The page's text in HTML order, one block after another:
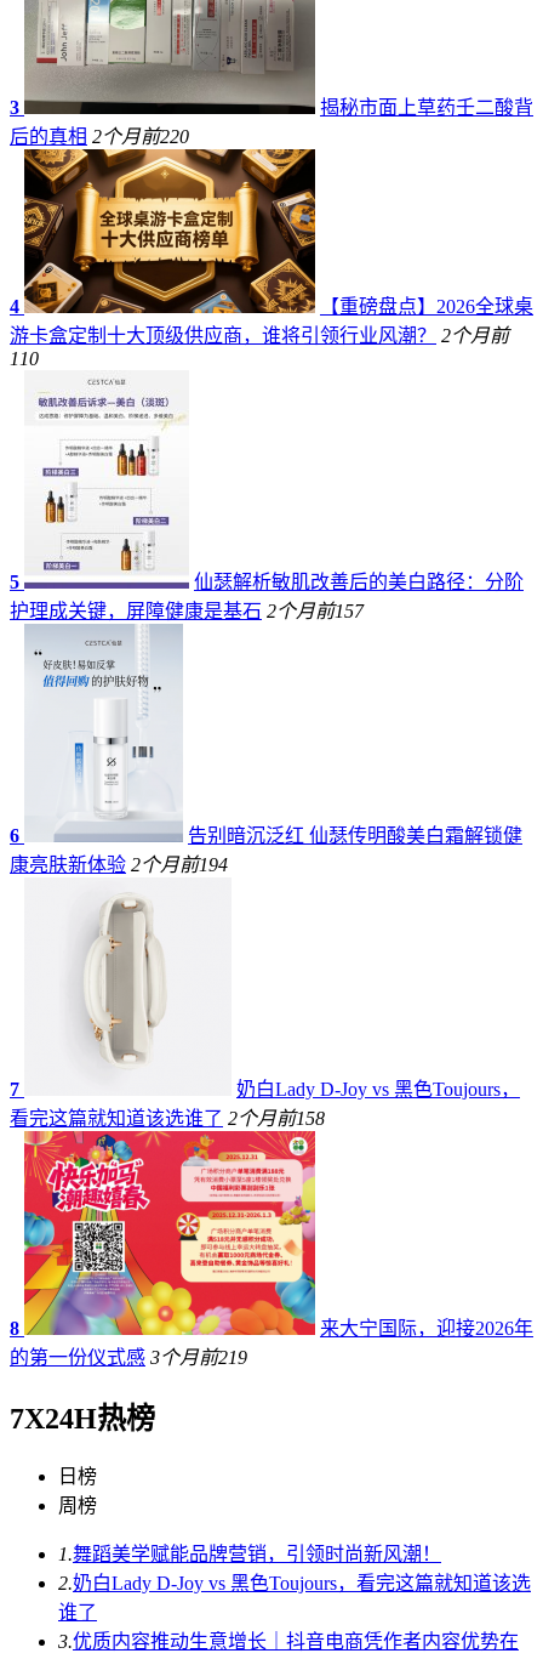
3
揭秘市面上草药壬二酸背
后的真相 2个月前220
4
【重磅盘点】2026全球桌
游卡盒定制十大顶级供应商，谁将引领行业风潮？
2个月前
110
5
仙瑟解析敏肌改善后的美白路径：分阶
护理成关键，屏障健康是基石 2个月前157
6
告别暗沉泛红 仙瑟传明酸美白霜解锁健
康亮肤新体验 2个月前194
7
奶白Lady D-Joy vs 黑色Toujours，
看完这篇就知道该选谁了 2个月前158
8
来大宁国际，迎接2026年
的第一份仪式感 3个月前219
7X24H热榜
日榜
周榜
1.舞蹈美学赋能品牌营销，引领时尚新风潮！
2.奶白Lady D-Joy vs 黑色Toujours，看完这篇就知道该选
谁了
3.优质内容推动生意增长｜抖音电商凭作者内容优势在